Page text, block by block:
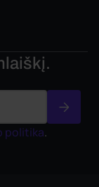
politika.